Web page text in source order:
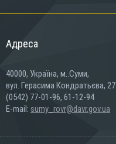
Адреса
40000, Україна, м..Суми,
вул. Герасима Кондратьєва, 27
(0542) 77-01-96, 61-12-94
E-mail: sumy_rovr@davr.gov.ua